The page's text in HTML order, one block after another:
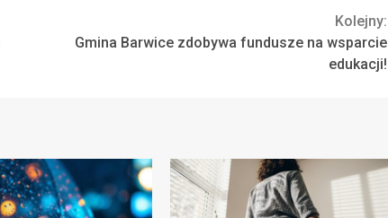
Kolejny:
Gmina Barwice zdobywa fundusze na wsparcie
edukacji!